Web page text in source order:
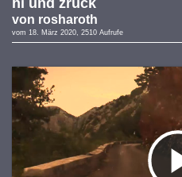
hi und zruck
von rosharoth
vom 18. März 2020, 2510 Aufrufe